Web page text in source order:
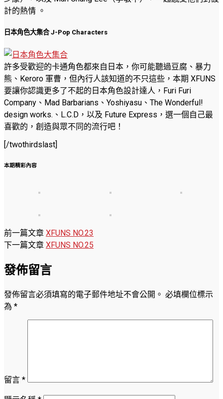
計的熱情 。
日本角色大集合 J-Pop Characters
許多受歡迎的卡通角色都來自日本，你可能聽過豆腐、暴力
熊、Keroro 軍曹，但內行人該知道的不只這些，本期 XFUNS
要讓你認識更多了不起的日本角色設計達人，Furi Furi
Company、Mad Barbarians、Yoshiyasu、The Wonderful!
design works.、L.C.D，以及 Future Express，選一個自己最
喜歡的，創造與眾不同的流行吧！
[/twothirdslast]
本期精彩內容
前一篇文章 XFUNS NO.23
下一篇文章 XFUNS NO.25
發佈留言
發佈留言必須填寫的電子郵件地址不會公開。 必填欄位標示
為 *
留言 *